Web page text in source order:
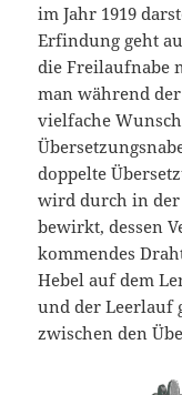
im Jahr 1919
Erfindung geht
die Freilaufnabe
man während
vielfache
doppelte
wird durch in der
bewirkt, dessen
kommendes
Hebel auf dem
und der Leerlauf
zwischen den